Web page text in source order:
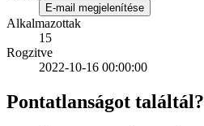
E-mail megjelenítése
Alkalmazottak
15
Rogzitve
2022-10-16 00:00:00
Pontatlanságot találtál?